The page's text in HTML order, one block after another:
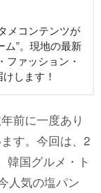
メコンテンツが
ム”。現地の最新
ファッション・
します！
前に一度あり
す。今回は、2
韓国グルメ・ト
人気の塩パン